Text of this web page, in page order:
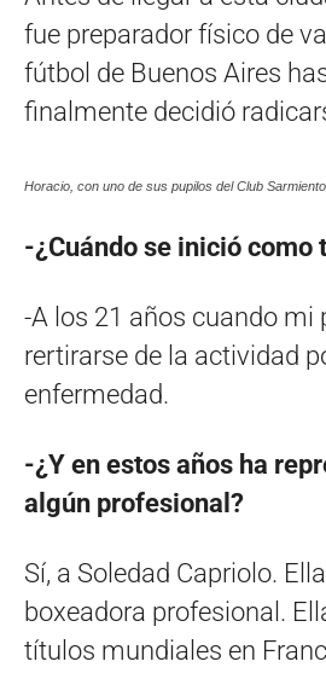
fue preparador físico de
fútbol de Buenos Aires
finalmente decidió
Horacio, con uno de sus pupilos del Club Sarmiento.
-¿Cuándo se inició como
-A los 21 años cuando mi
rertirarse de la actividad
enfermedad.
-¿Y en estos años ha
algún profesional?
Sí, a Soledad Capriolo.
boxeadora profesional.
títulos mundiales en